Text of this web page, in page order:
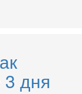
3 дня